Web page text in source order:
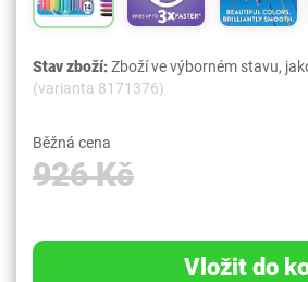
Stav zboží:Zboží ve výborném stavu,
(varianta 8171376)
Běžná cena
926 Kč
Vložit do